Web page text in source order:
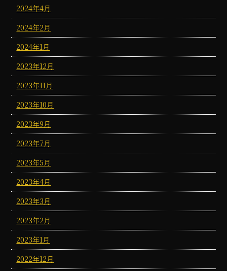
2024年4月
2024年2月
2024年1月
2023年12月
2023年11月
2023年10月
2023年9月
2023年7月
2023年5月
2023年4月
2023年3月
2023年2月
2023年1月
2022年12月